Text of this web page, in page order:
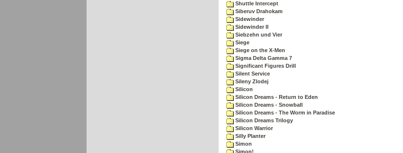
Shuttle Intercept
Siberuv Drahokam
Sidewinder
Sidewinder II
Siebzehn und Vier
Siege
Siege on the X-Men
Sigma Delta Gamma 7
Significant Figures Drill
Silent Service
Sileny Zlodej
Silicon
Silicon Dreams - Return to Eden
Silicon Dreams - Snowball
Silicon Dreams - The Worm in Paradise
Silicon Dreams Trilogy
Silicon Warrior
Silly Planter
Simon
Simon!